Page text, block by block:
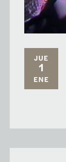
JUE
1
ENE